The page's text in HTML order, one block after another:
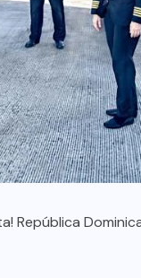
República